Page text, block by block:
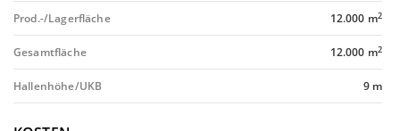
Prod.-/Lagerfläche 12.000 m2
Gesamtfläche 12.000 m2
Hallenhöhe/UKB 9 m